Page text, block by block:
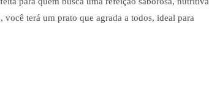
terá um prato que agrada a todos, ideal para